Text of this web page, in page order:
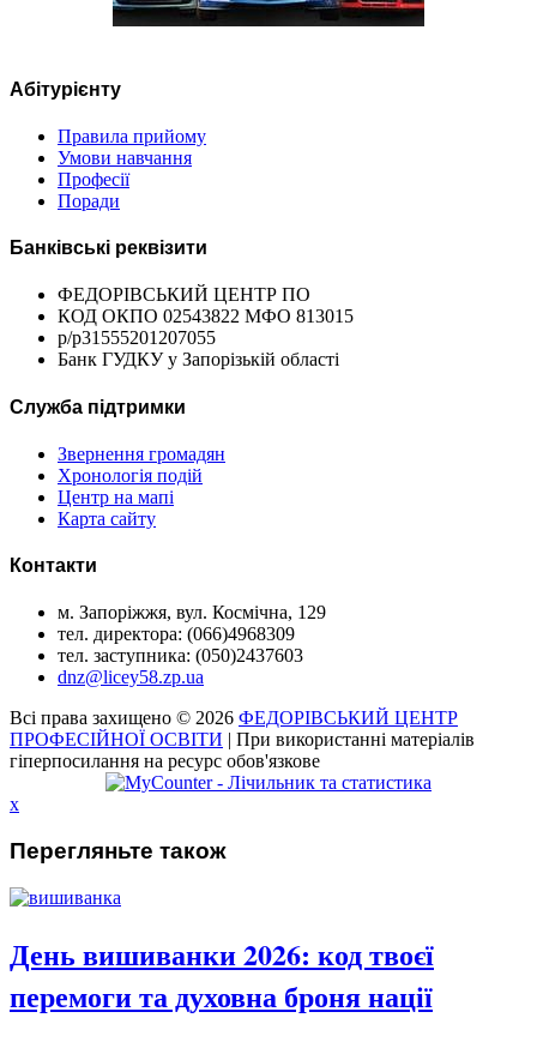
Абітурієнту
Правила прийому
Умови навчання
Професії
Поради
Банківські реквізити
ФЕДОРІВСЬКИЙ ЦЕНТР ПО
КОД ОКПО 02543822 МФО 813015
р/р31555201207055
Банк ГУДКУ у Запорізькій області
Служба підтримки
Звернення громадян
Хронологія подій
Центр на мапі
Карта сайту
Контакти
м. Запоріжжя, вул. Космічна, 129
тел. директора: (066)4968309
тел. заступника: (050)2437603
dnz@licey58.zp.ua
Всі права захищено © 2026 ФЕДОРІВСЬКИЙ ЦЕНТР
ПРОФЕСІЙНОЇ ОСВІТИ | При використанні матеріалів
гіперпосилання на ресурс обов'язкове
x
Перегляньте також
День вишиванки 2026: код твоєї
перемоги та духовна броня нації